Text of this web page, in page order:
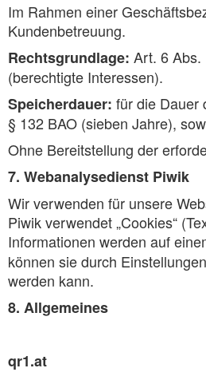
Im Rahmen einer
Kundenbetreuung.
Rechtsgrundlage: Art. 6 Abs.
(berechtigte Interessen).
Speicherdauer: für die Dauer
§ 132 BAO (sieben Jahre),
Ohne Bereitstellung der
7. Webanalysedienst Piwik
Wir verwenden für unsere
Piwik verwendet „Cookies“
Informationen werden auf
können sie durch
werden kann.
8. Allgemeines
qr1.at